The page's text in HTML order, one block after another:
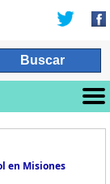
en Misiones